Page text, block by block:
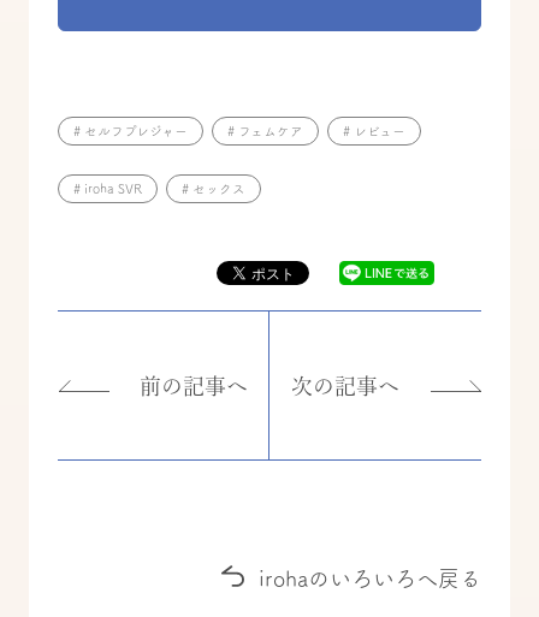
# セルフプレジャー # フェムケア # レビュー
# iroha SVR # セックス
前の記事へ 次の記事へ
irohaのいろいろへ戻る